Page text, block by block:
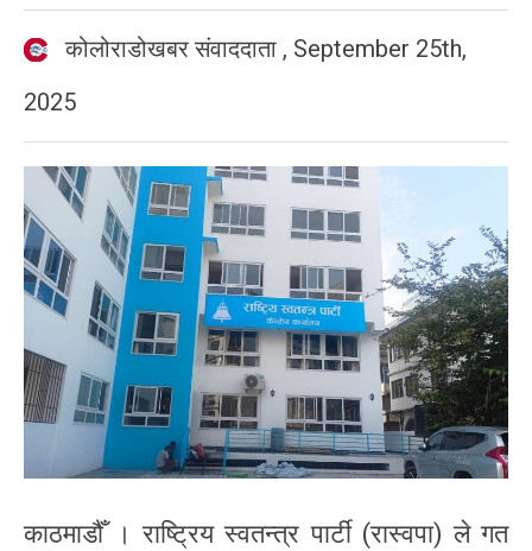
कोलोराडोखबर संवाददाता , September 25th,
2025
काठमाडौँ । राष्ट्रिय स्वतन्त्र पार्टी (रास्वपा) ले गत